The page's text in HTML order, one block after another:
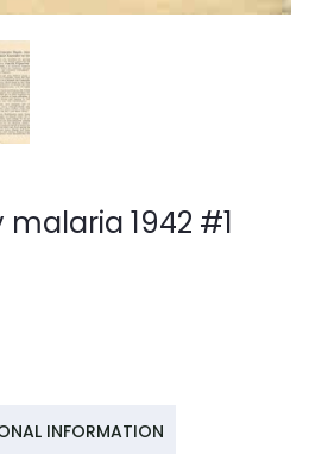
1942 #1
INFORMATION